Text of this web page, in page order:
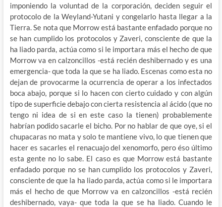
imponiendo la voluntad de la corporación, deciden seguir el
protocolo de la Weyland-Yutani y congelarlo hasta llegar a la
Tierra. Se nota que Morrow está bastante enfadado porque no
se han cumplido los protocolos y Zaveri, consciente de que la
ha liado parda, actúa como si le importara más el hecho de que
Morrow va en calzoncillos -está recién deshibernado y es una
emergencia- que toda la que se ha liado. Escenas como esta no
dejan de provocarme la ocurrencia de operar a los infectados
boca abajo, porque si lo hacen con cierto cuidado y con algún
tipo de superficie debajo con cierta resistencia al ácido (que no
tengo ni idea de si en este caso la tienen) probablemente
habrían podido sacarle el bicho. Por no hablar de que oye, si el
chupacaras no mata y solo te mantiene vivo, lo que tienen que
hacer es sacarles el renacuajo del xenomorfo, pero éso último
esta gente no lo sabe. El caso es que Morrow está bastante
enfadado porque no se han cumplido los protocolos y Zaveri,
consciente de que la ha liado parda, actúa como si le importara
más el hecho de que Morrow va en calzoncillos -está recién
deshibernado, vaya- que toda la que se ha liado. Cuando le